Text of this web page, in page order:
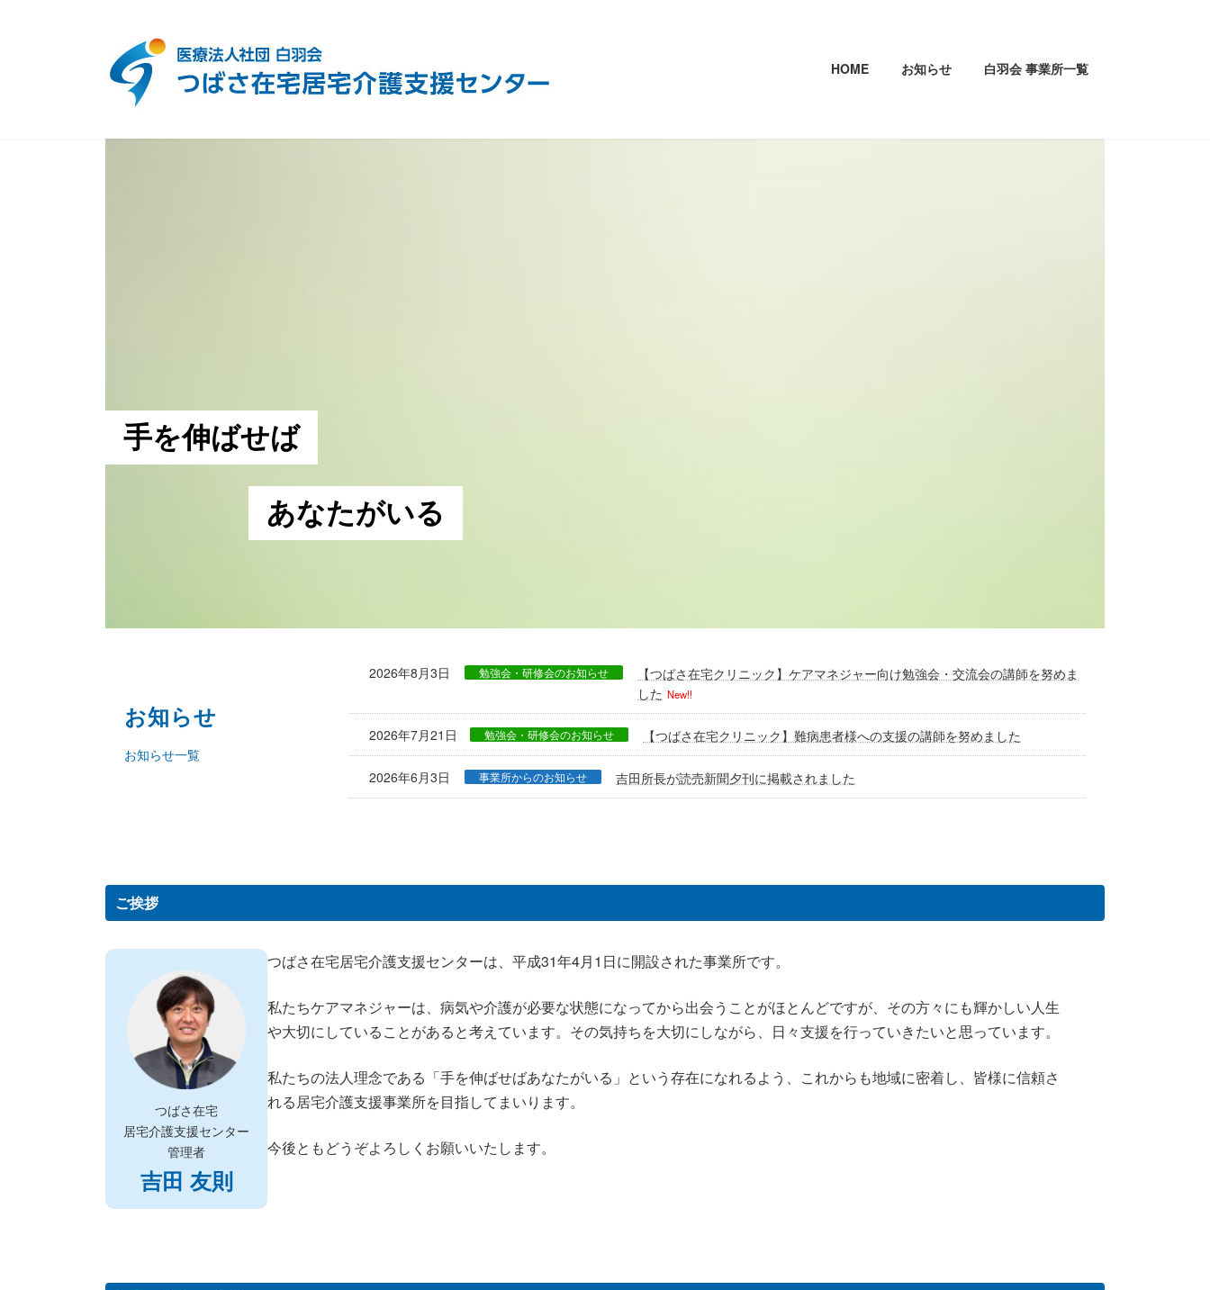
HOME お知らせ 白羽会 事業所一覧
手を伸ばせば
あなたがいる
お知らせ
お知らせ一覧
2026年8月3日 勉強会・研修会のお知らせ
【つばさ在宅クリニック】ケアマネジャー向け勉強会・交流会の講師を努めま
した New!!
2026年7月21日 勉強会・研修会のお知らせ 【つばさ在宅クリニック】難病患者様への支援の講師を努めました
2026年6月3日 事業所からのお知らせ 吉田所長が読売新聞夕刊に掲載されました
ご挨拶
つばさ在宅
居宅介護支援センター
管理者
吉田 友則
つばさ在宅居宅介護支援センターは、平成31年4月1日に開設された事業所です。
私たちケアマネジャーは、病気や介護が必要な状態になってから出会うことがほとんどですが、その方々にも輝かしい人生
や大切にしていることがあると考えています。その気持ちを大切にしながら、日々支援を行っていきたいと思っています。
私たちの法人理念である「手を伸ばせばあなたがいる」という存在になれるよう、これからも地域に密着し、皆様に信頼さ
れる居宅介護支援事業所を目指してまいります。
今後ともどうぞよろしくお願いいたします。